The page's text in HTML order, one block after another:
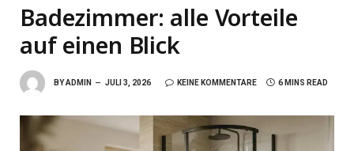
Badezimmer: alle Vorteile
auf einen Blick
BYADMIN JULI 3, 2026 KEINE KOMMENTARE 6 MINS READ